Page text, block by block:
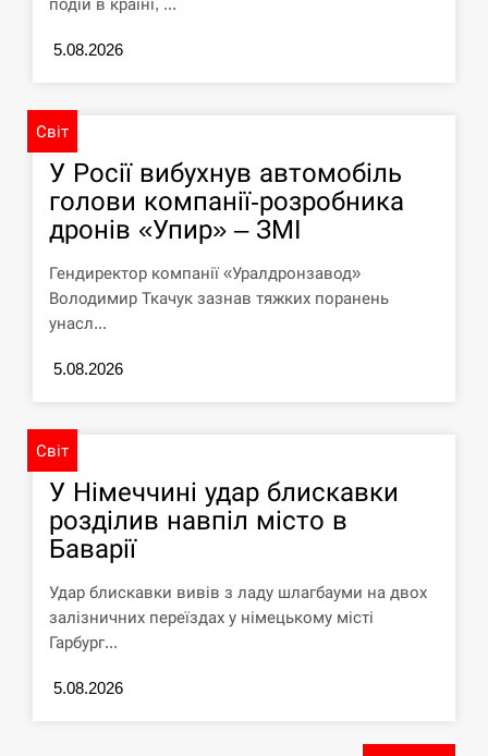
У зоопарку Токіо через спеку загинули
Харькову, есть пострадавшие
ЩЕ...
подій в країні, ...
5.08.2026
Світ
У Росії вибухнув автомобіль
голови компанії-розробника
дронів «Упир» – ЗМІ
Гендиректор компанії «Уралдронзавод»
Володимир Ткачук зазнав тяжких поранень
унасл...
5.08.2026
Світ
У Німеччині удар блискавки
розділив навпіл місто в
Баварії
Удар блискавки вивів з ладу шлагбауми на двох
залізничних переїздах у німецькому місті
Гарбург...
5.08.2026